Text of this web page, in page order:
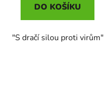
DO KOŠÍKU
"S dračí silou proti virům"